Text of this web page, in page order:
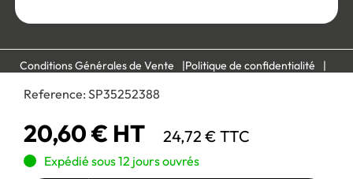
Reference: SP35252388
20,60 € HT 24,72 € TTC
Expédié sous 12 jours ouvrés
Conditions Générales de Vente
Politique de confidentialité
Mentions légales
Paiement 100% sécurisé :